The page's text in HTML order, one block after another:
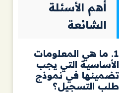
أهم الأسئلة
الشائعة
1. ما هي المعلومات
الأساسية التي يجب
تضمينها في نموذج
طلب التسجيل؟